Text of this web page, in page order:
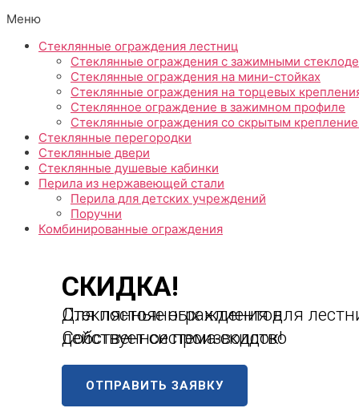
Меню
Стеклянные ограждения лестниц
Стеклянные ограждения с зажимными
Стеклянные ограждения на мини-стойках
Стеклянные ограждения на торцевых
Стеклянное ограждение в зажимном профиле
Стеклянные ограждения со скрытым
Стеклянные перегородки
Стеклянные двери
Стеклянные душевые кабинки
Перила из нержавеющей стали
Перила для детских учреждений
Поручни
Комбинированные ограждения
АКЦИЯ!
Стеклянные ограждения для
Собственное производство
Обратный звонок
СКИДКА!
Для постоянных клиентов
действует система скидок!
ОТПРАВИТЬ ЗАЯВКУ